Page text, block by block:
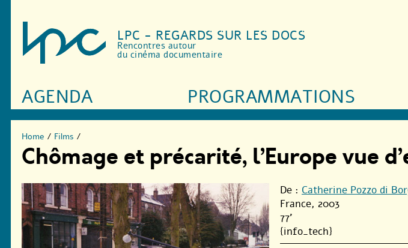
LPC - REGARDS SUR LES DOCS
Rencontres autour
du cinéma documentaire
AGENDA PROGRAMMATIONS
Home / Films /
Chômage et précarité, l’Europe vue
De : Catherine Pozzo di
France, 2003
77'
{info_tech}